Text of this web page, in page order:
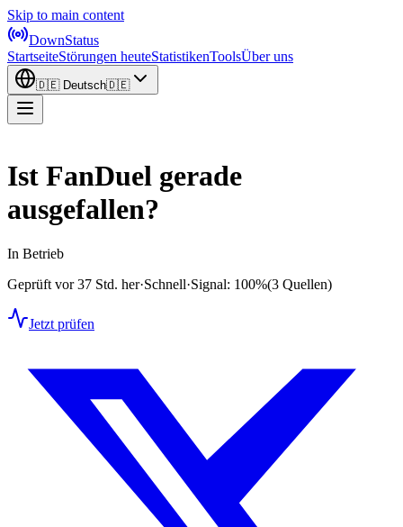
Skip to main content
DownStatus
StartseiteStörungen heuteStatistikenToolsÜber uns
🇩🇪 Deutsch🇩🇪
Ist FanDuel gerade
ausgefallen?
In Betrieb
Geprüft vor 37 Std. her·Schnell·Signal: 100%(3 Quellen)
Jetzt prüfen